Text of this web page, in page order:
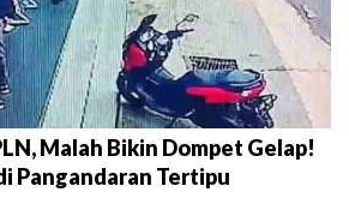
Malah Bikin Dompet Gelap!
Pangandaran Tertipu